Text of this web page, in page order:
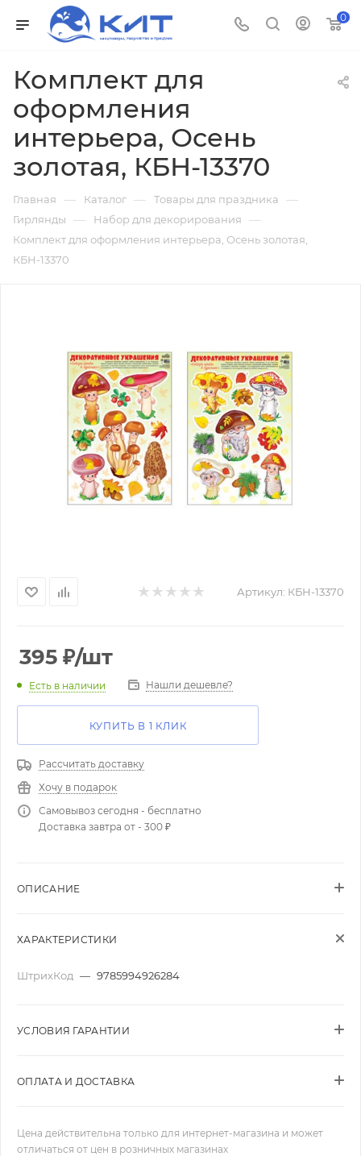
0
Комплект для
оформления
интерьера, Осень
золотая, КБН-13370
Главная — Каталог — Товары для праздника —
Гирлянды — Набор для декорирования —
Комплект для оформления интерьера, Осень золотая,
КБН-13370
Артикул: КБН-13370
395 ₽/шт
Есть в наличии Нашли дешевле?
КУПИТЬ В 1 КЛИК
Рассчитать доставку
Хочу в подарок
Самовывоз сегодня - бесплатно
Доставка завтра от - 300 ₽
ОПИСАНИЕ
ХАРАКТЕРИСТИКИ
ШтрихКод — 9785994926284
УСЛОВИЯ ГАРАНТИИ
ОПЛАТА И ДОСТАВКА
Цена действительна только для интернет-магазина и может
отличаться от цен в розничных магазинах